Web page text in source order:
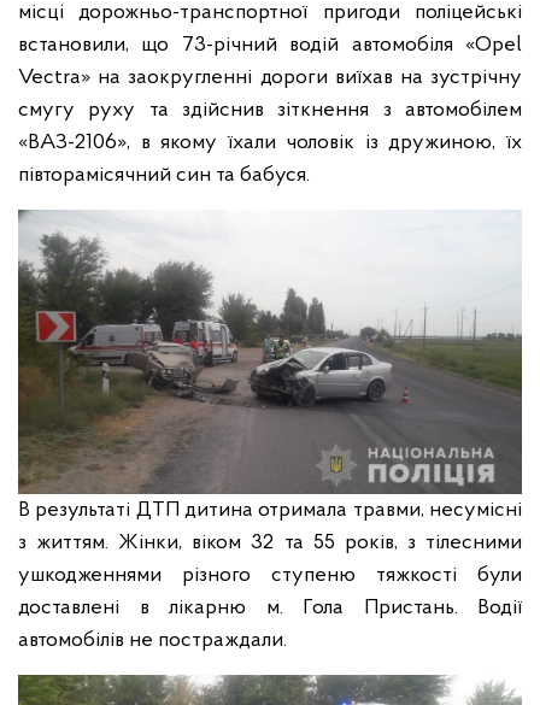
місці дорожньо-транспортної пригоди поліцейські
встановили, що 73-річний водій автомобіля «Opel
Vectra» на заокругленні дороги виїхав на зустрічну
смугу руху та здійснив зіткнення з автомобілем
«ВАЗ-2106», в якому їхали чоловік із дружиною, їх
півторамісячний син та бабуся.
В результаті ДТП дитина отримала травми, несумісні
з життям. Жінки, віком 32 та 55 років, з тілесними
ушкодженнями різного ступеню тяжкості були
доставлені в лікарню м. Гола Пристань. Водії
автомобілів не постраждали.